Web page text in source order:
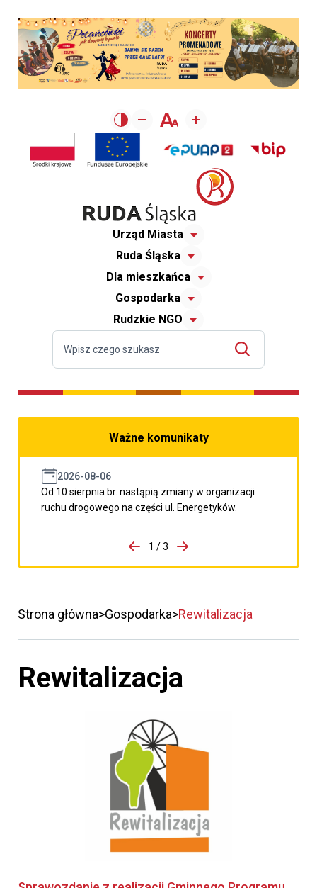
Urząd Miasta
Ruda Śląska
Dla mieszkańca
Gospodarka
Rudzkie NGO
Ważne komunikaty
2026-08-06
Od 10 sierpnia br. nastąpią zmiany w organizacji
ruchu drogowego na części ul. Energetyków.
porzpedniego komunikatu
1 / 3
Przejdź do następnego
Strona główna Gospodarka Rewitalizacja
Rewitalizacja